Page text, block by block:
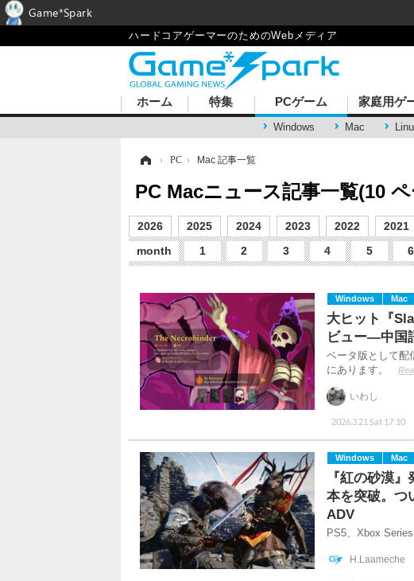
ハードコアゲーマーのためのWebメディア
ホーム 特集 PCゲーム
Windows Mac
家庭用ゲ
› PC › Mac 記事一覧
PC Macニュース記事一覧(10
2026 2025 2024 2023 2022 2021
month
1 2 3 4 5 6
Windows Mac
大ヒット『
ビュー―中国
ベータ版として配
にあります。
2026.3.21 Sat 17:10
いわし
Windows Mac
『紅の砂漠
本を突破。つ
ADV
PS5、Xbox
H.Laameche
Game*Spark